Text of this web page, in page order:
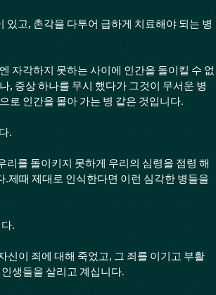
고, 촌각을 다투어 급하게 치료해야 되는 병
자각하지 못하는 사이에 인간을 돌이킬 수 없
, 증상 하나를 무시 했다가 그것이 무서운 병
로 인간을 몰아 가는 병 같은 것입니다.
.
를 돌이키지 못하게 우리의 심령을 점령 해
제때 제대로 인식한다면 이런 심각한 병들을
.
신이 죄에 대해 죽었고, 그 죄를 이기고 부활
생들을 살리고 계십니다.